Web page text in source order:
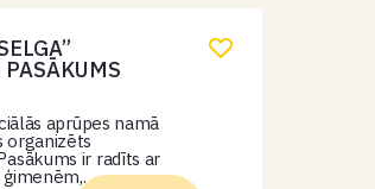
aprūpes namā
organizēts
ir radīts ar
ģimenēm,…